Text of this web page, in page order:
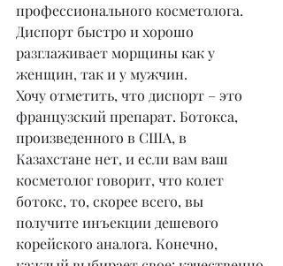
профессионального косметолога.
Диспорт быстро и хорошо
разглаживает морщины как у
женщин, так и у мужчин.
Хочу отметить, что диспорт – это
французский препарат. Ботокса,
произведенного в США, в
Казахстане нет, и если вам ваш
косметолог говорит, что колет
ботокс, то, скорее всего, вы
получите инъекции дешевого
корейского аналога. Конечно,